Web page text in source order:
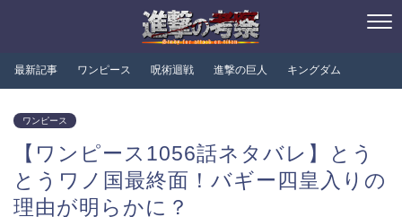
最新記事 ワンピース 呪術迴戦 進撃の巨人 キングダム
ワンピース
【ワンピース1056話ネタバレ】とう
とうワノ国最終面！バギー四皇入りの
理由が明らかに？